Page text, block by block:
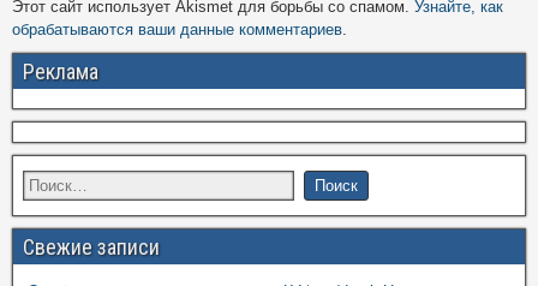
Этот сайт использует Akismet для борьбы со спамом. Узнайте, как
обрабатываются ваши данные комментариев
Реклама
Свежие записи